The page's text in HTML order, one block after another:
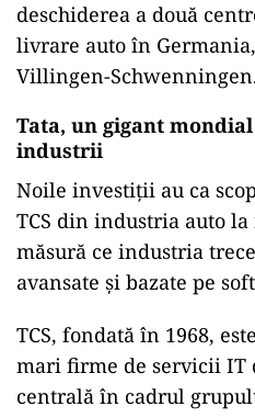
deschiderea a două
livrare auto în
Villingen-
Tata, un gigant
industrii
Noile investiții au ca
TCS din industria auto
măsură ce industria
avansate și bazate pe
TCS, fondată în 1968,
mari firme de servicii IT
centrală în cadrul